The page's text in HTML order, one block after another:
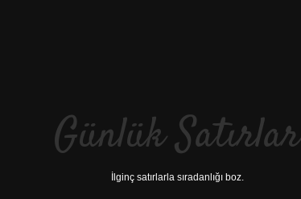
Günlük Satırlar
İlginç satırlarla sıradanlığı boz.